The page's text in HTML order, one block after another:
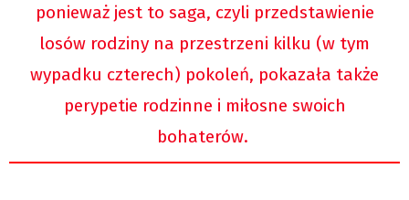
ponieważ jest to saga, czyli przedstawienie
losów rodziny na przestrzeni kilku (w tym
wypadku czterech) pokoleń, pokazała także
perypetie rodzinne i miłosne swoich
bohaterów.